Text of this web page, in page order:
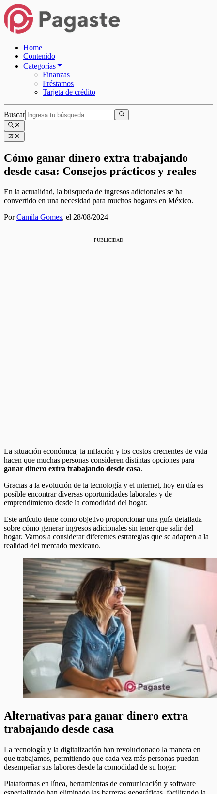
Home
Contenido
Categorías
Finanzas
Préstamos
Tarjeta de crédito
Buscar
Cómo ganar dinero extra trabajando
desde casa: Consejos prácticos y reales
En la actualidad, la búsqueda de ingresos adicionales se ha
convertido en una necesidad para muchos hogares en México.
PorCamila Gomes, el 28/08/2024
PUBLICIDAD
La situación económica, la inflación y los costos crecientes de vida
hacen que muchas personas consideren distintas opciones para
ganar dinero extra trabajando desde casa.
Gracias a la evolución de la tecnología y el internet, hoy en día es
posible encontrar diversas oportunidades laborales y de
emprendimiento desde la comodidad del hogar.
Este artículo tiene como objetivo proporcionar una guía detallada
sobre cómo generar ingresos adicionales sin tener que salir del
hogar. Vamos a considerar diferentes estrategias que se adapten a la
realidad del mercado mexicano.
Alternativas para ganar dinero extra
trabajando desde casa
La tecnología y la digitalización han revolucionado la manera en
que trabajamos, permitiendo que cada vez más personas puedan
desempeñar sus labores desde la comodidad de su hogar.
Plataformas en línea, herramientas de comunicación y software
especializado han eliminado las barreras geográficas, facilitando la